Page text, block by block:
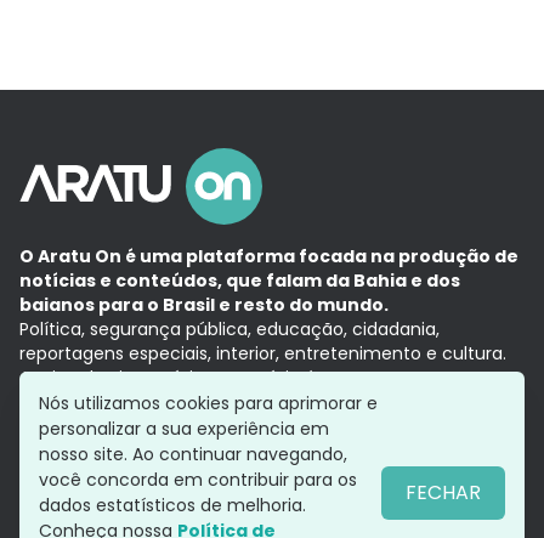
O Aratu On é uma plataforma focada na produção de
notícias e conteúdos, que falam da Bahia e dos
baianos para o Brasil e resto do mundo.
Política, segurança pública, educação, cidadania,
reportagens especiais, interior, entretenimento e cultura.
Aqui, tudo vira notícia e a notícia é no tempo presente,
com a credibilidade do Grupo Aratu.
Grupo Aratu
Política de privacidade
Siga-nos
Nós utilizamos cookies para aprimorar e
personalizar a sua experiência em
nosso site. Ao continuar navegando,
você concorda em contribuir para os
dados estatísticos de melhoria.
Conheça nossa Política de
FECHAR